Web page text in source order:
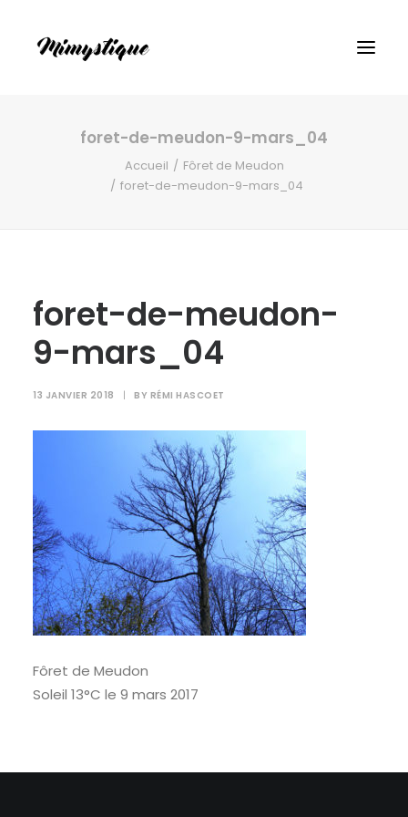
RECHERCHE
foret-de-meudon-9-mars_04
Accueil
Fôret de Meudon
foret-de-meudon-9-mars_04
foret-de-meudon-
9-mars_04
13 JANVIER 2018 | BY RÉMI HASCOET
Fôret de Meudon
Soleil 13°C le 9 mars 2017